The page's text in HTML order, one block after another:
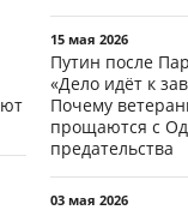
15 мая 2026
Путин после
«Дело идёт к
Почему
прощаются с
предательства
03 мая 2026